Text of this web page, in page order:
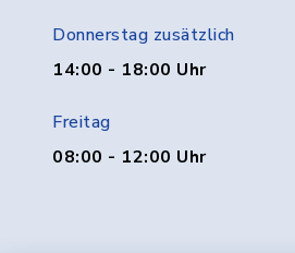
Donnerstag zusätzlich
14:00 - 18:00 Uhr
Freitag
08:00 - 12:00 Uhr